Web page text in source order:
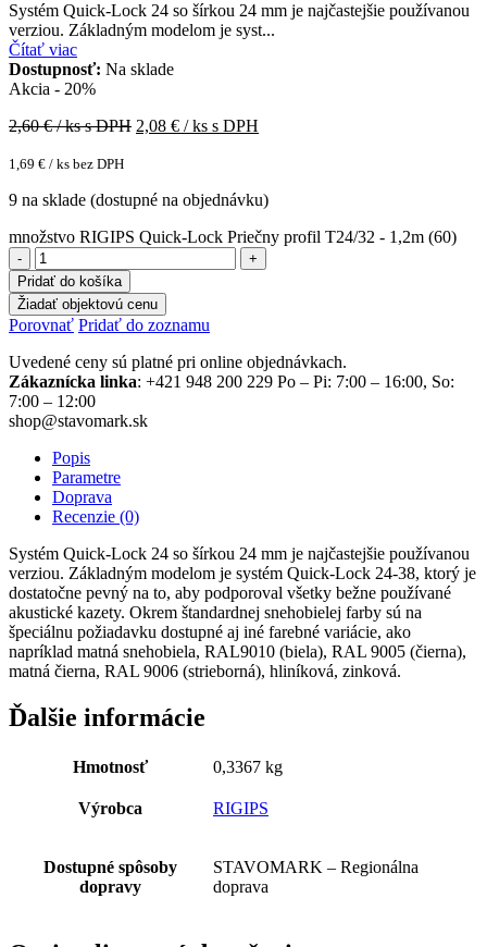
Systém Quick‑Lock 24 so šírkou 24 mm je najčastejšie používanou
verziou. Základným modelom je syst...
Čítať viac
Dostupnosť: Na sklade
Akcia - 20%
2,60€ / ks s DPH 2,08 € / ks s DPH
1,69 € / ks bez DPH
9 na sklade (dostupné na objednávku)
množstvo RIGIPS Quick-Lock Priečny profil T24/32 - 1,2m (60)
Pridať do košíka
Žiadať objektovú cenu
Porovnať Pridať do zoznamu
Uvedené ceny sú platné pri online objednávkach.
Zákaznícka linka: +421 948 200 229 Po – Pi: 7:00 – 16:00, So:
7:00 – 12:00
shop@stavomark.sk
Popis
Parametre
Doprava
Recenzie (0)
Systém Quick‑Lock 24 so šírkou 24 mm je najčastejšie používanou
verziou. Základným modelom je systém Quick‑Lock 24-38, ktorý je
dostatočne pevný na to, aby podporoval všetky bežne používané
akustické kazety. Okrem štandardnej snehobielej farby sú na
špeciálnu požiadavku dostupné aj iné farebné variácie, ako
napríklad matná snehobiela, RAL9010 (biela), RAL 9005 (čierna),
matná čierna, RAL 9006 (strieborná), hliníková, zinková.
Ďalšie informácie
Hmotnosť 0,3367 kg
Výrobca RIGIPS
Dostupné spôsoby
dopravy
STAVOMARK – Regionálna
doprava